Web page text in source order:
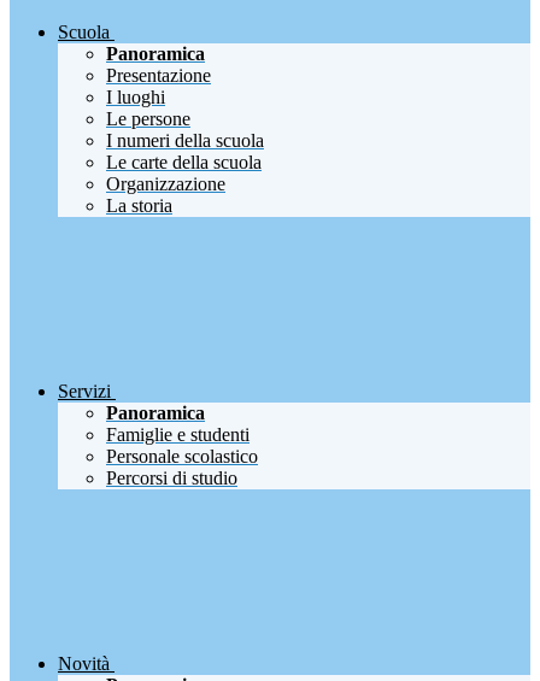
Scuola
Panoramica
Presentazione
I luoghi
Le persone
I numeri della scuola
Le carte della scuola
Organizzazione
La storia
Servizi
Panoramica
Famiglie e studenti
Personale scolastico
Percorsi di studio
Novità